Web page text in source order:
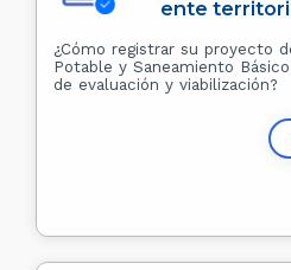
ente
¿Cómo registrar su proyecto
Potable y Saneamiento
de evaluación y viabilización?